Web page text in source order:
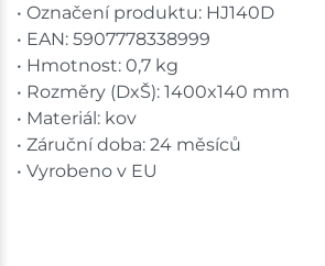
• Označení produktu: HJ140D
• EAN: 5907778338999
• Hmotnost: 0,7 kg
• Rozměry (DxŠ): 1400x140 mm
• Materiál: kov
• Záruční doba: 24 měsíců
• Vyrobeno v EU